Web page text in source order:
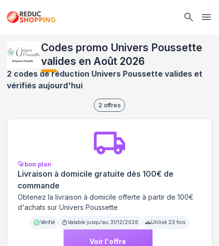
Codes promo Univers Poussette
valides en Août 2026
2 codes de réduction Univers Poussette valides et
vérifiés aujourd'hui
2 offres
bon plan
Livraison à domicile gratuite dès 100€ de
commande
Obtenez la livraison à domicile offerte à partir de 100€
d'achats sur Univers Poussette
Vérifié Valable jusqu'au 31/12/2026 Utilisé 23 fois
Voir l'offre